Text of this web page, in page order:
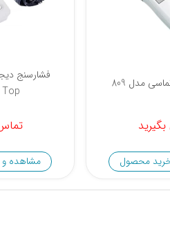
مدل 809
محصول
فشارسنج
مشاهده